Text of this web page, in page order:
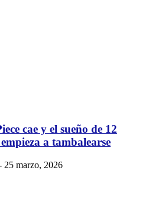
cae y el sueño de 12
a tambalearse
25 marzo, 2026